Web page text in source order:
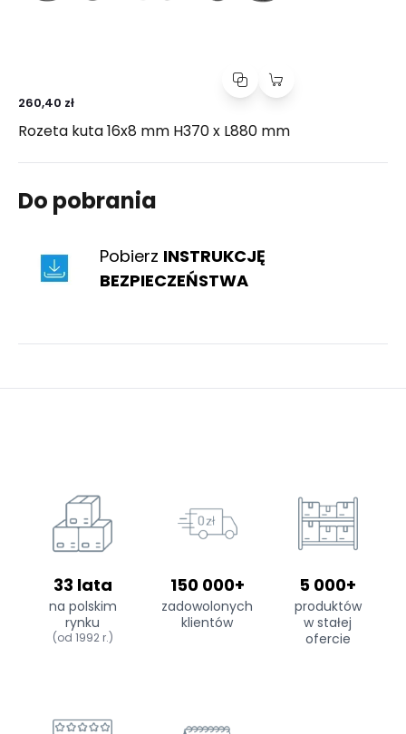
260,40 zł
Rozeta kuta 16x8 mm H370 x L880 mm
Do pobrania
Pobierz INSTRUKCJĘ
BEZPIECZEŃSTWA
33 lata
na polskim
rynku
(od 1992 r.)
150 000+
zadowolonych
klientów
5 000+
produktów
w stałej
ofercie